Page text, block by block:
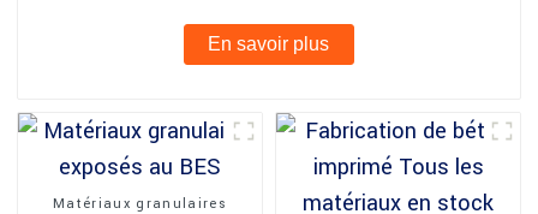
En savoir plus
Matériaux granulaires